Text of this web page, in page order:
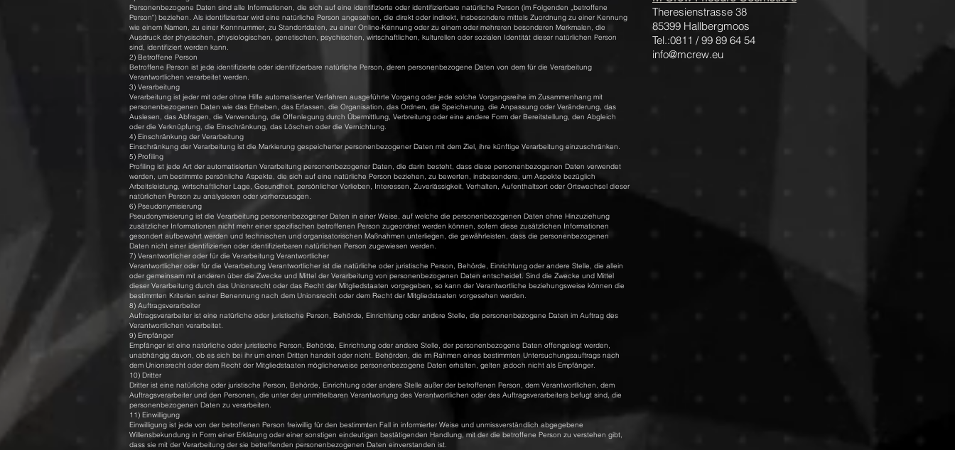
Personenbezogene Daten sind alle Informationen, die sich auf eine identifizierte oder identifizierbare natürliche Person (im Folgenden „betroffene
Person") beziehen. Als identifizierbar wird eine natürliche Person angesehen, die direkt oder indirekt, insbesondere mittels Zuordnung zu einer Kennung
wie einem Namen, zu einer Kennnummer, zu Standortdaten, zu einer Online-Kennung oder zu einem oder mehreren besonderen Merkmalen, die
Ausdruck der physischen, physiologischen, genetischen, psychischen, wirtschaftlichen, kulturellen oder sozialen Identität dieser natürlichen Person
sind, identifiziert werden kann.
2) Betroffene Person
Betroffene Person ist jede identifizierte oder identifizierbare natürliche Person, deren personenbezogene Daten von dem für die Verarbeitung
Verantwortlichen verarbeitet werden.
3) Verarbeitung
Verarbeitung ist jeder mit oder ohne Hilfe automatisierter Verfahren ausgeführte Vorgang oder jede solche Vorgangsreihe im Zusammenhang mit
personenbezogenen Daten wie das Erheben, das Erfassen, die Organisation, das Ordnen, die Speicherung, die Anpassung oder Veränderung, das
Auslesen, das Abfragen, die Verwendung, die Offenlegung durch Übermittlung, Verbreitung oder eine andere Form der Bereitstellung, den Abgleich
oder die Verknüpfung, die Einschränkung, das Löschen oder die Vernichtung.
4) Einschränkung der Verarbeitung
Einschränkung der Verarbeitung ist die Markierung gespeicherter personenbezogener Daten mit dem Ziel, ihre künftige Verarbeitung einzuschränken.
5) Profiling
Profiling ist jede Art der automatisierten Verarbeitung personenbezogener Daten, die darin besteht, dass diese personenbezogenen Daten verwendet
werden, um bestimmte persönliche Aspekte, die sich auf eine natürliche Person beziehen, zu bewerten, insbesondere, um Aspekte bezüglich
Arbeitsleistung, wirtschaftlicher Lage, Gesundheit, persönlicher Vorlieben, Interessen, Zuverlässigkeit, Verhalten, Aufenthaltsort oder Ortswechsel dieser
natürlichen Person zu analysieren oder vorherzusagen.
6) Pseudonymisierung
Pseudonymisierung ist die Verarbeitung personenbezogener Daten in einer Weise, auf welche die personenbezogenen Daten ohne Hinzuziehung
zusätzlicher Informationen nicht mehr einer spezifischen betroffenen Person zugeordnet werden können, sofern diese zusätzlichen Informationen
gesondert aufbewahrt werden und technischen und organisatorischen Maßnahmen unterliegen, die gewährleisten, dass die personenbezogenen
Daten nicht einer identifizierten oder identifizierbaren natürlichen Person zugewiesen werden.
7) Verantwortlicher oder für die Verarbeitung Verantwortlicher
Verantwortlicher oder für die Verarbeitung Verantwortlicher ist die natürliche oder juristische Person, Behörde, Einrichtung oder andere Stelle, die allein
oder gemeinsam mit anderen über die Zwecke und Mittel der Verarbeitung von personenbezogenen Daten entscheidet. Sind die Zwecke und Mittel
dieser Verarbeitung durch das Unionsrecht oder das Recht der Mitgliedstaaten vorgegeben, so kann der Verantwortliche beziehungsweise können die
bestimmten Kriterien seiner Benennung nach dem Unionsrecht oder dem Recht der Mitgliedstaaten vorgesehen werden.
8) Auftragsverarbeiter
Auftragsverarbeiter ist eine natürliche oder juristische Person, Behörde, Einrichtung oder andere Stelle, die personenbezogene Daten im Auftrag des
Verantwortlichen verarbeitet.
9) Empfänger
Empfänger ist eine natürliche oder juristische Person, Behörde, Einrichtung oder andere Stelle, der personenbezogene Daten offengelegt werden,
unabhängig davon, ob es sich bei ihr um einen Dritten handelt oder nicht. Behörden, die im Rahmen eines bestimmten Untersuchungsauftrags nach
dem Unionsrecht oder dem Recht der Mitgliedstaaten möglicherweise personenbezogene Daten erhalten, gelten jedoch nicht als Empfänger.
10) Dritter
Dritter ist eine natürliche oder juristische Person, Behörde, Einrichtung oder andere Stelle außer der betroffenen Person, dem Verantwortlichen, dem
Auftragsverarbeiter und den Personen, die unter der unmittelbaren Verantwortung des Verantwortlichen oder des Auftragsverarbeiters befugt sind, die
personenbezogenen Daten zu verarbeiten.
11) Einwilligung
Einwilligung ist jede von der betroffenen Person freiwillig für den bestimmten Fall in informierter Weise und unmissverständlich abgegebene
Willensbekundung in Form einer Erklärung oder einer sonstigen eindeutigen bestätigenden Handlung, mit der die betroffene Person zu verstehen gibt,
dass sie mit der Verarbeitung der sie betreffenden personenbezogenen Daten einverstanden ist.
Theresienstrasse 38
85399 Hallbergmoos
Tel.:0811 / 99 89 64 54
info@mcrew.eu